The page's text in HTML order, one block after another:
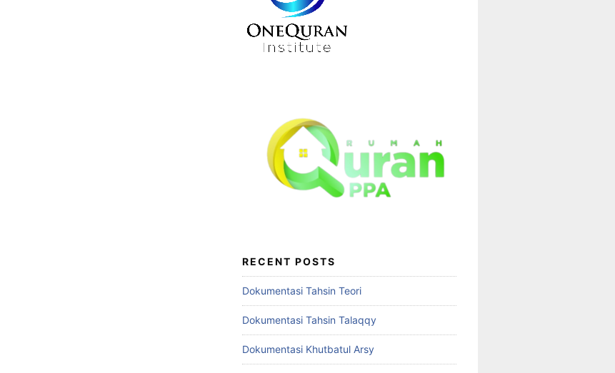
RECENT POSTS
Dokumentasi Tahsin Teori
Dokumentasi Tahsin Talaqqy
Dokumentasi Khutbatul Arsy